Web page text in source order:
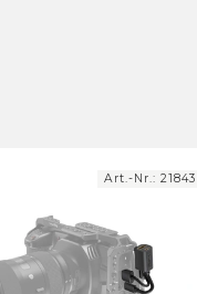
Art.-Nr.:21843